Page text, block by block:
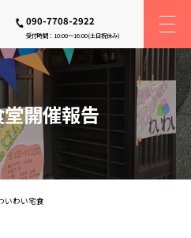
090-7708-2922
受付時間：10:00〜16:00(土日祝休み)
開催報告
いわい宅食